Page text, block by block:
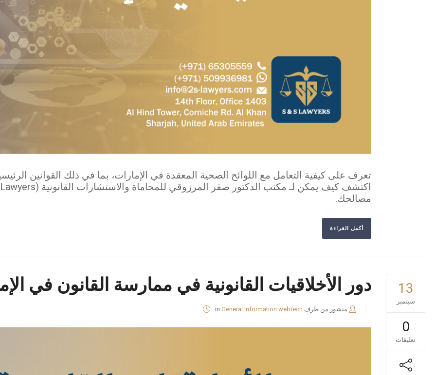
تعرف على كيفية التعامل مع اللوائح الصحية المعقدة في الإمارات، بما في ذلك القوانين
مصالحك.
أكمل القراءة
13
سبتمبر
0
تعليقات
دور الأخلاقيات القانونية في ممارسة القانون في
منشور من طرف webtech
in General Information